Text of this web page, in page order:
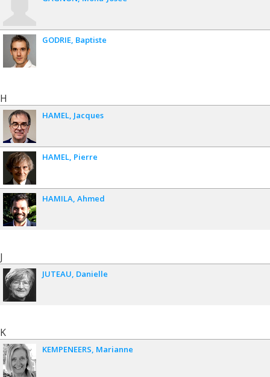
GODRIE Baptiste
H
HAMEL Jacques
HAMEL Pierre
HAMILA Ahmed
J
JUTEAU Danielle
K
KEMPENEERS Marianne